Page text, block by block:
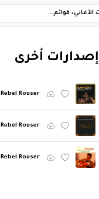
‏إصدارات أخرى
Rebel Rouser
Rebel Rouser
Rebel Rouser